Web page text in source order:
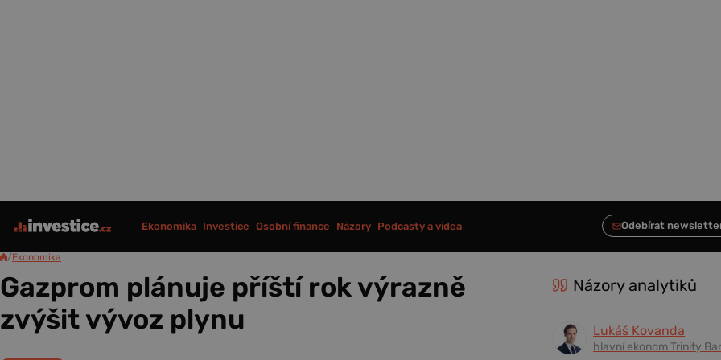
Ekonomika Investice Osobní finance Názory Podcasty a videa
/Ekonomika
Gazprom plánuje příští rok výrazně
zvýšit vývoz plynu
Názory analytiků
Lukáš Kovanda
hlavní ekonom Trinity